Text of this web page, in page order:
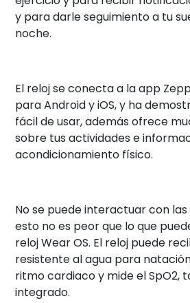
y para darle seguimiento a tu
noche.
El reloj se conecta a la app
para Android y iOS, y ha
fácil de usar, además ofrece
sobre tus actividades e
acondicionamiento físico.
No se puede interactuar con
esto no es peor que lo que
reloj Wear OS. El reloj puede
resistente al agua para
ritmo cardiaco y mide el SpO2,
integrado.